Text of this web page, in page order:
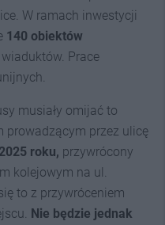
W ramach inwestycji
140 obiektów
Prace
musiały omijać to
prowadzącym przez ulicę
roku, przywrócony
kolejowym na ul.
to z przywróceniem
Nie będzie jednak